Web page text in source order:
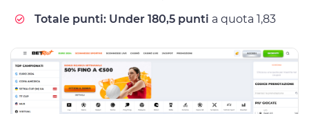
Totale punti: Under 180,5 punti a quota 1,83